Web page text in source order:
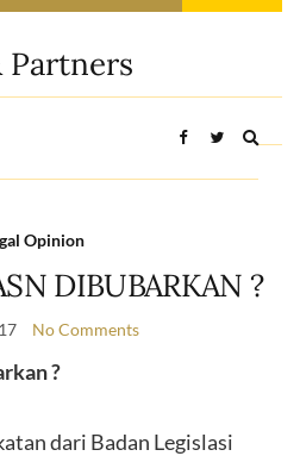
form
Opinion
DIBUBARKAN ?
No Comments
?
dari Badan Legislasi